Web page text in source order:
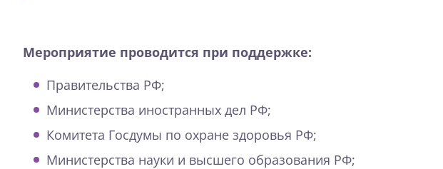
Мероприятие проводится при поддержке:
Правительства РФ;
Министерства иностранных дел РФ;
Комитета Госдумы по охране здоровья РФ;
Министерства науки и высшего образования РФ;